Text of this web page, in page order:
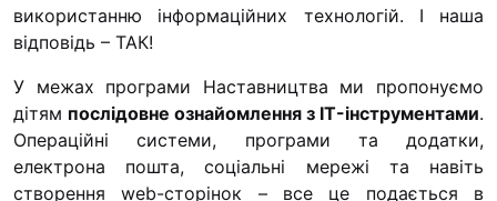
використанню інформаційних технологій. І наша
відповідь – ТАК!
У межах програми Наставництва ми пропонуємо
дітям послідовне ознайомлення з IT-інструментами.
Операційні системи, програми та додатки,
електрона пошта, соціальні мережі та навіть
створення web-сторінок – все це подається в